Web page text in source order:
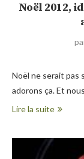
Noël 2012,
Noël ne serait pas
adorons ça. Et
Lire la suite